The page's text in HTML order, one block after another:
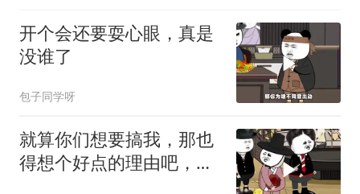
开个会还要耍心眼，真是
没谁了
包子同学呀
就算你们想要搞我，那也
得想个好点的理由吧，这